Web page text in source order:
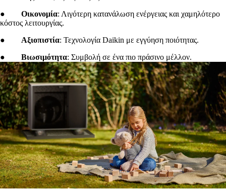
● Οικονομία: Λιγότερη κατανάλωση ενέργειας και χαμηλότερο
κόστος λειτουργίας.
● Αξιοπιστία: Τεχνολογία Daikin με εγγύηση ποιότητας.
● Βιωσιμότητα: Συμβολή σε ένα πιο πράσινο μέλλον.